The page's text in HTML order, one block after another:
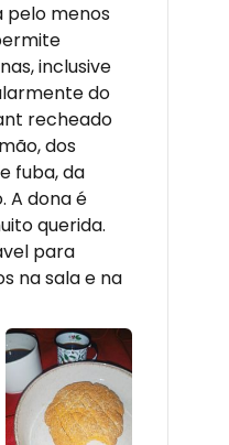
pelo menos
inclusive
do
recheado
dos
fuba, da
A dona é
querida.
para
na sala e na